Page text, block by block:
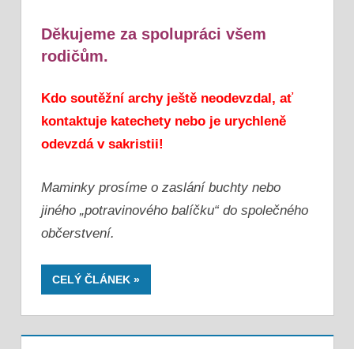
Děkujeme za spolupráci všem
rodičům.
Kdo soutěžní archy ještě neodevzdal, ať
kontaktuje katechety nebo je urychleně
odevzdá v sakristii!
Maminky prosíme o zaslání buchty nebo
jiného „potravinového balíčku“ do společného
občerstvení.
CELÝ ČLÁNEK